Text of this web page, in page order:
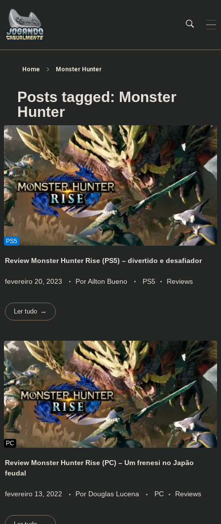
Home Monster Hunter
Posts tagged: Monster
Hunter
Review Monster Hunter Rise (PS5) – divertido e desafiador
fevereiro 20, 2023 PorAilton Bueno PS5 Reviews
Ler tudo
Review Monster Hunter Rise (PC) – Um frenesi no Japão
feudal
fevereiro 13, 2022 Por Douglas Lucena PC Reviews